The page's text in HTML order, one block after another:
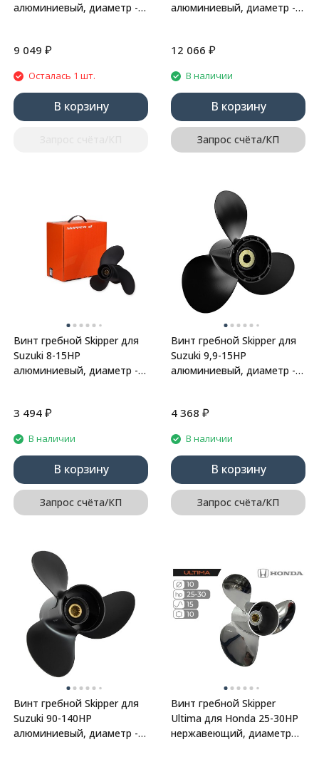
алюминиевый, диаметр -
9 049 ₽
Осталась 1 шт.
В корзину
алюминиевый, диаметр -
12 066 ₽
В наличии
В корзину
Запрос счёта/КП
Винт гребной Skipper для
Suzuki 8-15HP
алюминиевый, диаметр - 9
3 494 ₽
В наличии
В корзину
Запрос счёта/КП
Винт гребной Skipper для
Suzuki 9,9-15HP
алюминиевый, диаметр - 9
4 368 ₽
В наличии
В корзину
Запрос счёта/КП
Винт гребной Skipper для
Suzuki 90-140HP
алюминиевый, диаметр -
Винт гребной Skipper
Ultima для Honda 25-30HP
нержавеющий, диаметр